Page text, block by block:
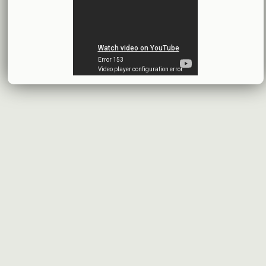
البيانات المالية النهائية عن العام 2025
شركة سيريتل موبايل تيليكوم
2026-07-12